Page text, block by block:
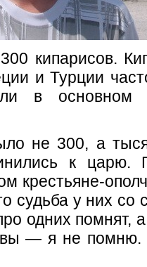
кипарисов.
и Турции
в основном
не 300, а
к
крестьяне-
судьба у них со
одних помнят,
— я не